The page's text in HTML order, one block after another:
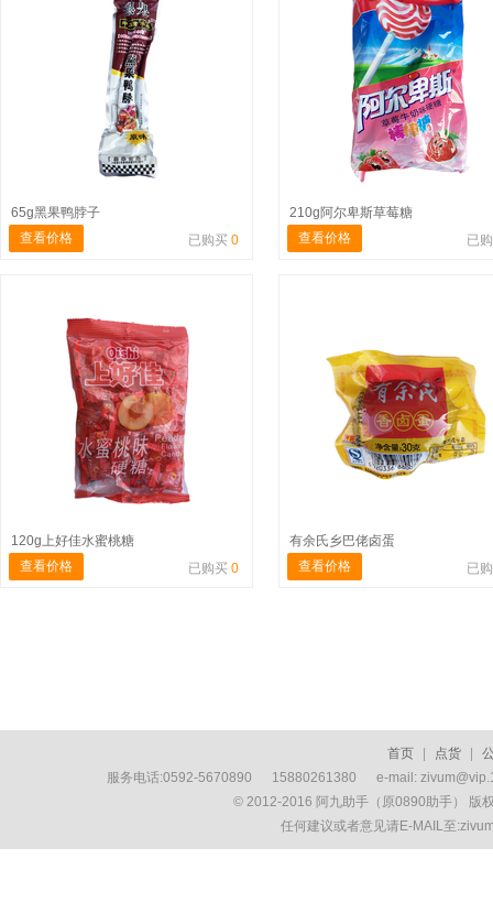
65g黑果鸭脖子
查看价格
已购买 0
210g阿尔卑斯草莓糖
查看价格
已
120g上好佳水蜜桃糖
查看价格
已购买 0
有余氏乡巴佬卤蛋
查看价格
已
首页 点货
服务电话:0592-5670890 15880261380 e-mail:
© 2012-2016 阿九助手（原0890助手） 版
任何建议或者意见请E-MAIL至